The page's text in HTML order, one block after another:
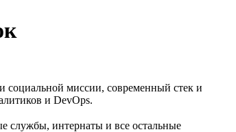
социальной миссии, современный стек и
и DevOps.
службы, интернаты и все остальные